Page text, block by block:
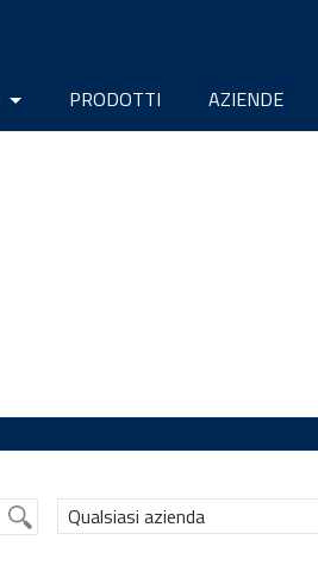
PRODOTTI AZIENDE
Qualsiasi azienda